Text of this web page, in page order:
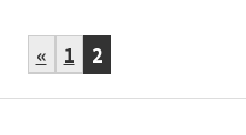
« 1 2